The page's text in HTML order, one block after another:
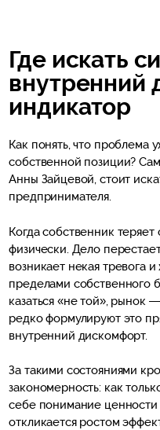
Где искать
внутренний
индикатор
Как понять, что проблема
собственной позиции?
Анны Зайцевой, стоит
предпринимателя.
Когда собственник
физически. Дело
возникает некая тревога
пределами собственного
казаться «не той», рынок
редко формулируют это
внутренний дискомфорт.
За такими состояниями
закономерность: как
себе понимание ценности
откликается ростом